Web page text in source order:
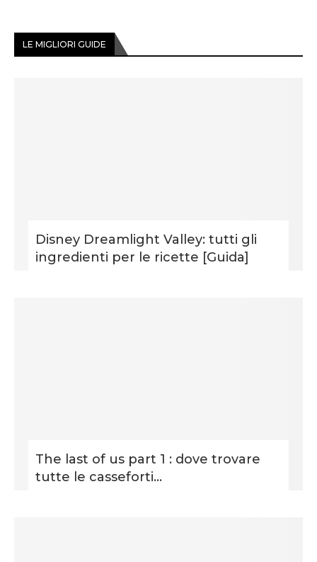
LE MIGLIORI GUIDE
Disney Dreamlight Valley: tutti gli
ingredienti per le ricette [Guida]
The last of us part 1 : dove trovare
tutte le casseforti...